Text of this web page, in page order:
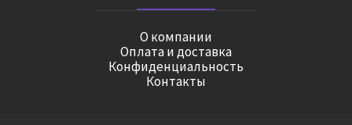
О компании
Оплата и доставка
Конфиденциальность
Контакты